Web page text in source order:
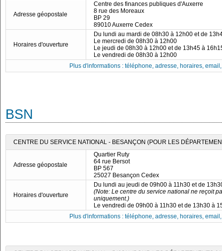
Adresse géopostale
Centre des finances publiques d'Auxerre
8 rue des Moreaux
BP 29
89010 Auxerre Cedex
Horaires d'ouverture
Du lundi au mardi de 08h30 à 12h00 et de
Le mercredi de 08h30 à 12h00
Le jeudi de 08h30 à 12h00 et de 13h45 à
Le vendredi de 08h30 à 12h00
Plus d'informations : téléphone, adresse, horaires,
BSN
CENTRE DU SERVICE NATIONAL - BESANÇON (POUR LES
Adresse géopostale
Quartier Ruty
64 rue Bersot
BP 567
25027 Besançon Cedex
Horaires d'ouverture
Du lundi au jeudi de 09h00 à 11h30 et de
(Note: Le centre du service national ne reçoit
uniquement.)
Le vendredi de 09h00 à 11h30 et de 13h30 à
Plus d'informations : téléphone, adresse, horaires,